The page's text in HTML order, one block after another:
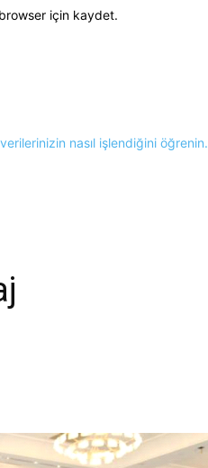
için kaydet.
nasıl işlendiğini öğrenin.